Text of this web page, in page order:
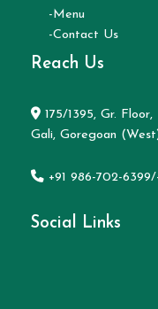
-Menu
-Contact Us
Reach Us
175/1395, Gr.
Gali, Goregoan
+91 986-702-6399/
Social Links